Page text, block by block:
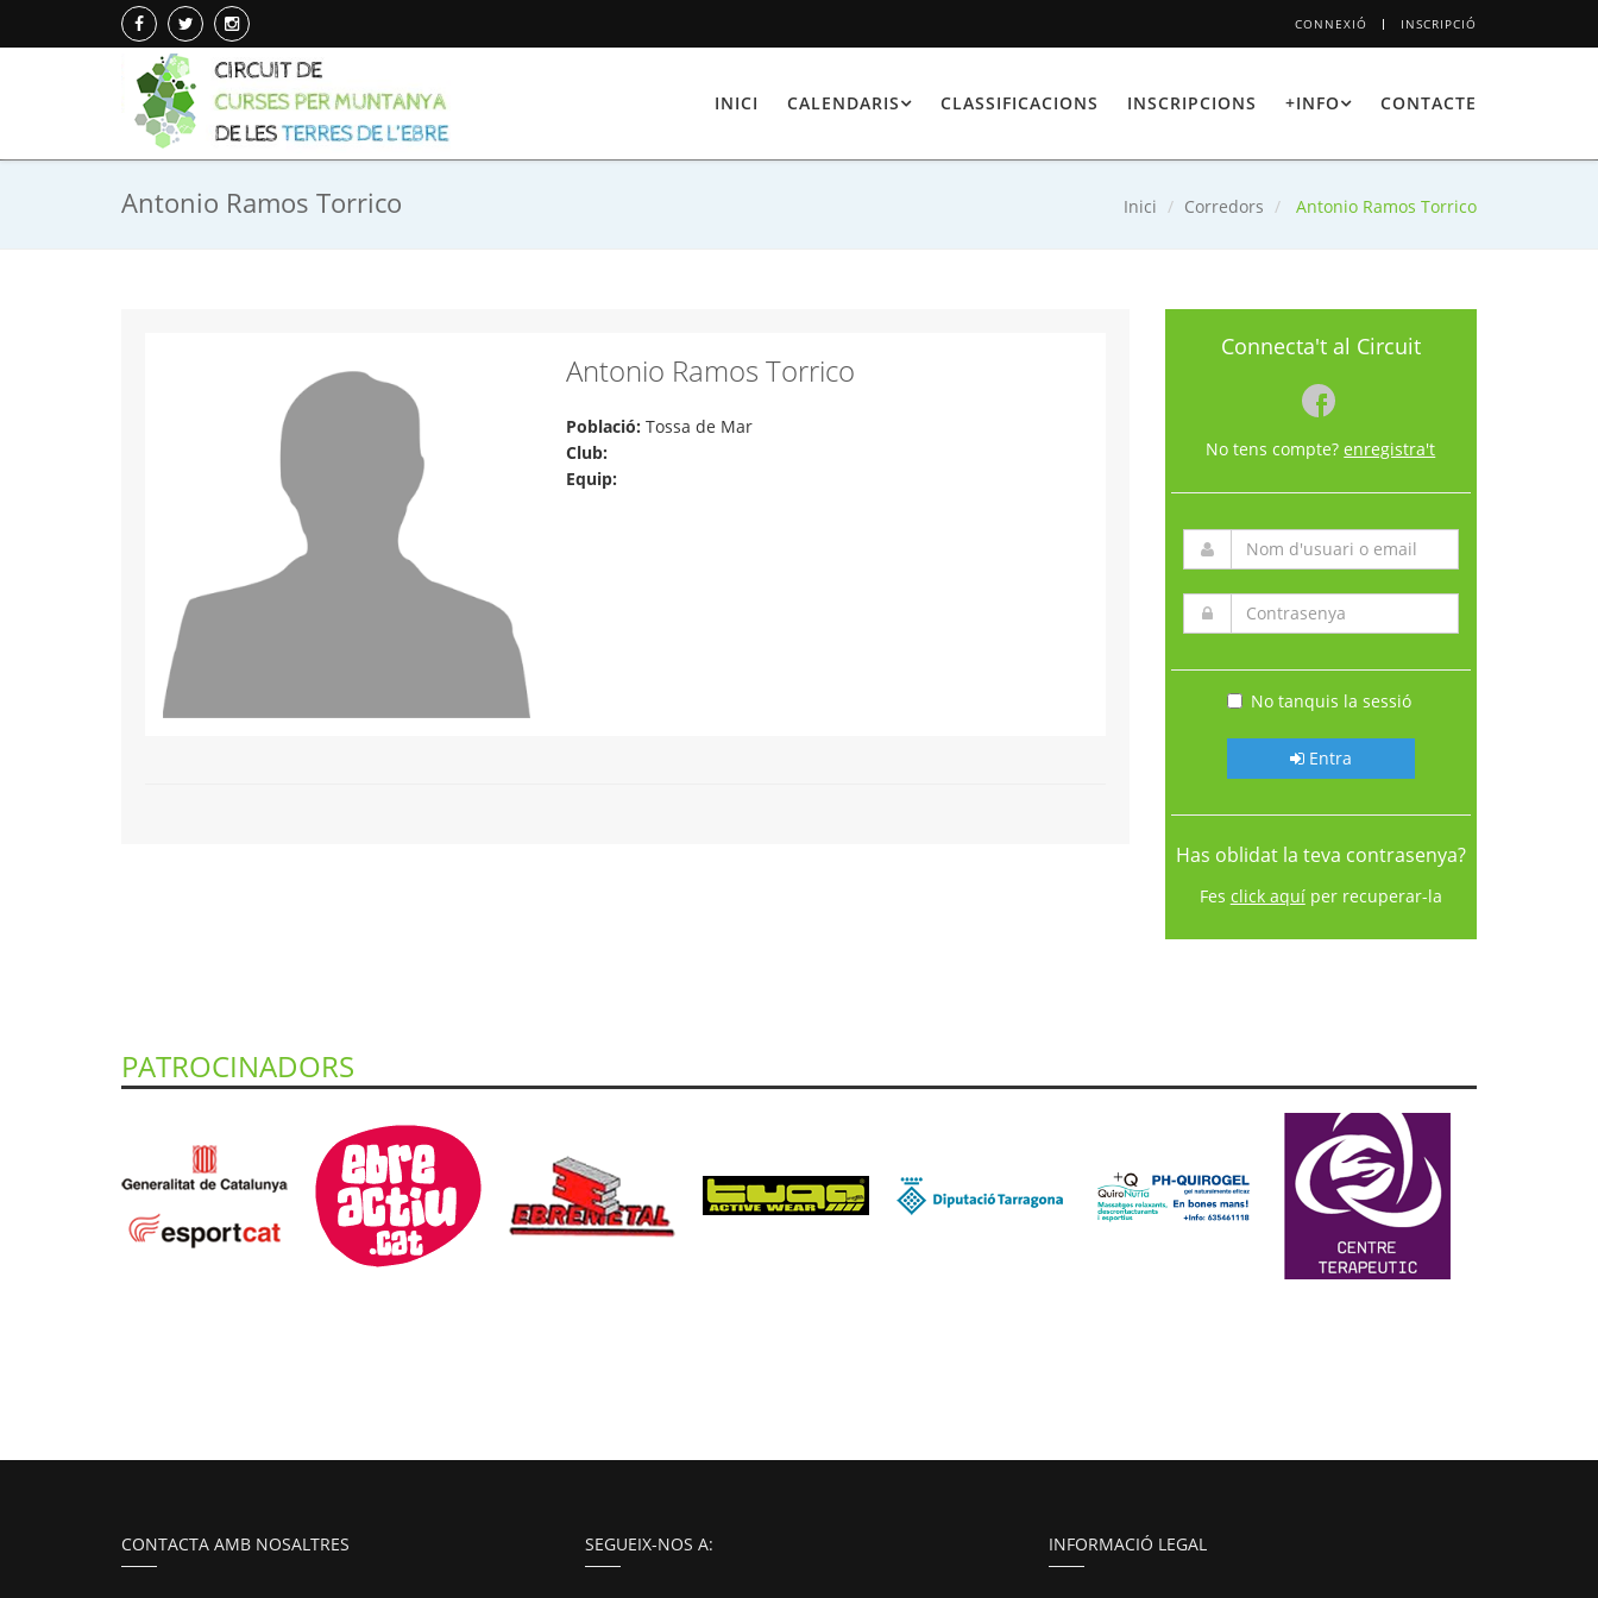
CONNEXIÓ INSCRIPCIÓ
INICI CALENDARIS CLASSIFICACIONS INSCRIPCIONS +INFO CONTACTE
Antonio Ramos Torrico Inici Corredors Antonio Ramos Torrico
Antonio Ramos Torrico
Població: Tossa de Mar
Club:
Equip:
Connecta't al Circuit
No tens compte?enregistra't
No tanquis la sessió
Entra
Has oblidat la teva contrasenya?
Fes click aquíper recuperar-la
PATROCINADORS
CONTACTA AMB NOSALTRES SEGUEIX-NOS A: INFORMACIÓ LEGAL